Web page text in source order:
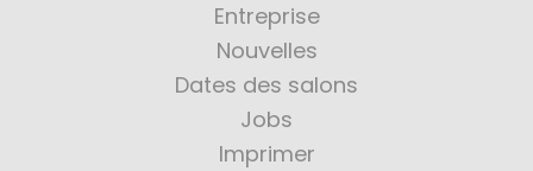
Entreprise
Nouvelles
Dates des salons
Jobs
Imprimer